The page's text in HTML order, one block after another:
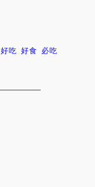
好吃 好食 必吃